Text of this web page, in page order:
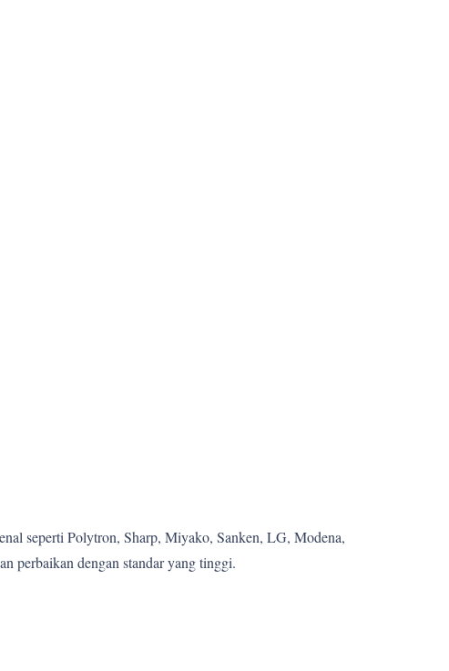
seperti Polytron, Sharp, Miyako, Sanken, LG, Modena,
perbaikan dengan standar yang tinggi.